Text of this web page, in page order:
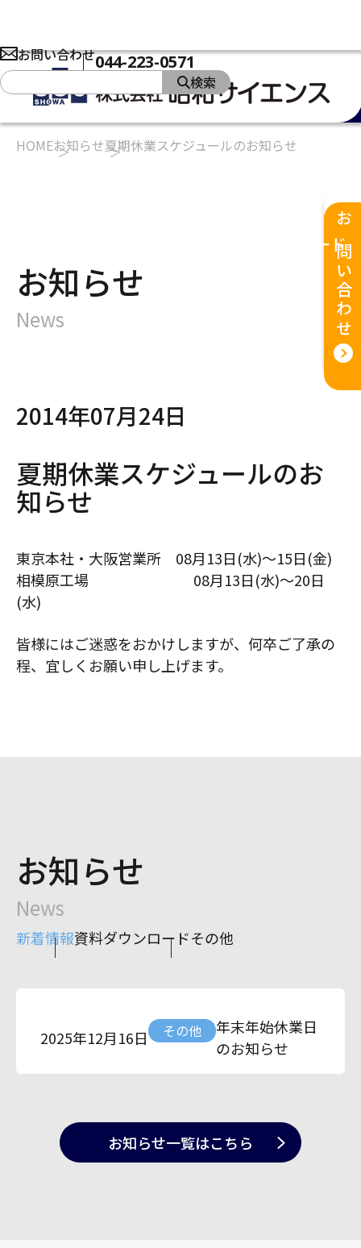
お問い合わせ044-223-0571
検索
ダウンロード
HOMEお知らせ夏期休業スケジュールのお知らせ
お知らせ
News
2014年07月24日
夏期休業スケジュールのお
知らせ
東京本社・大阪営業所 08月13日(水)～15日(金)
相模原工場 08月13日(水)～20日
(水)
皆様にはご迷惑をおかけしますが、何卒ご了承の
程、宜しくお願い申し上げます。
お知らせ
News
新着情報資料ダウンロードその他
2025年12月16日 その他
年末年始休業日
のお知らせ
お知らせ一覧はこちら
お問い合わせ